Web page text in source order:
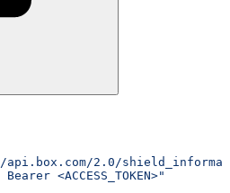
2.0/
<ACCESS_TOKEN>"